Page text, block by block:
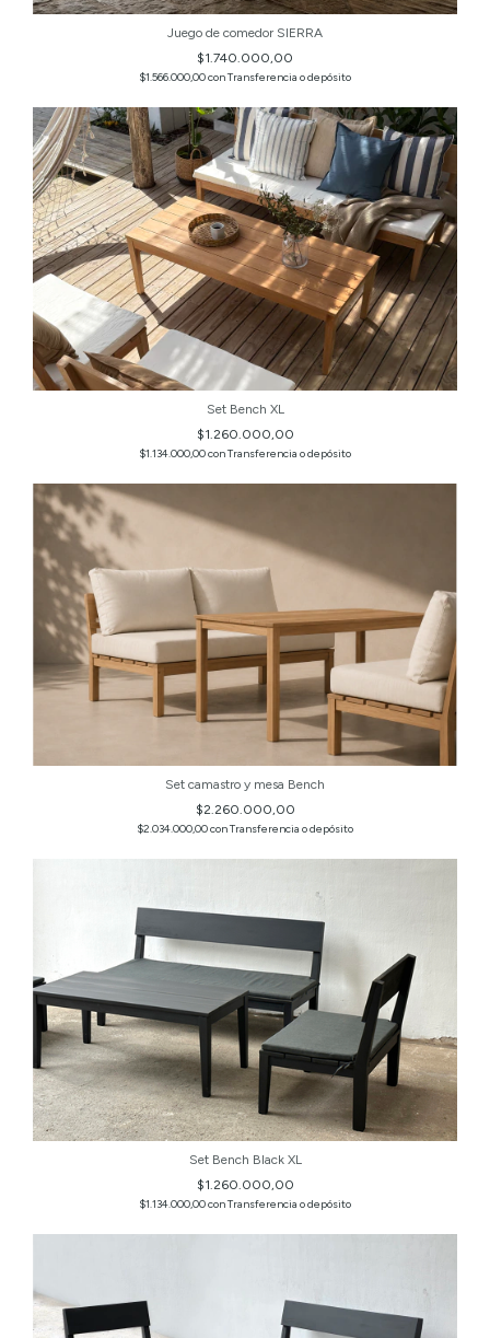
Juego de comedor SIERRA
$1.740.000,00
$1.566.000,00conTransferencia o depósito
Set Bench XL
$1.260.000,00
$1.134.000,00conTransferencia o depósito
Set camastro y mesa Bench
$2.260.000,00
$2.034.000,00conTransferencia o depósito
Set Bench Black XL
$1.260.000,00
$1.134.000,00conTransferencia o depósito